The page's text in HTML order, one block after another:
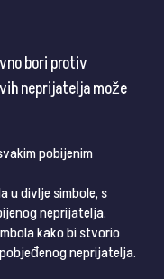
bori protiv
neprijatelja može
pobijenim
u divlje simbole, s
neprijatelja.
kako bi stvorio
neprijatelja.